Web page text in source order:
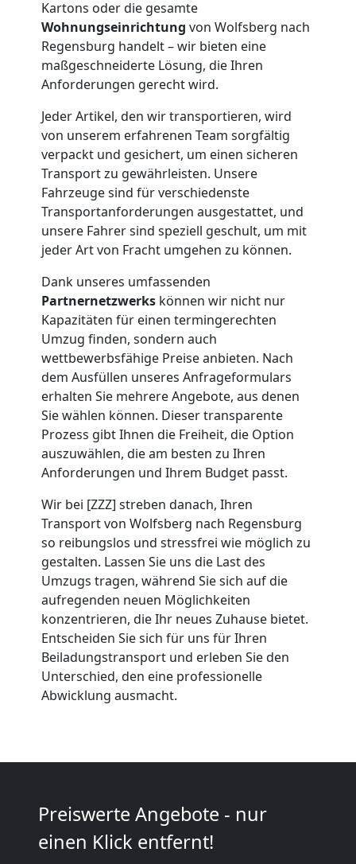
Kartons oder die gesamte
Wohnungseinrichtung von Wolfsberg nach
Regensburg handelt – wir bieten eine
maßgeschneiderte Lösung, die Ihren
Anforderungen gerecht wird.
Jeder Artikel, den wir transportieren, wird
von unserem erfahrenen Team sorgfältig
verpackt und gesichert, um einen sicheren
Transport zu gewährleisten. Unsere
Fahrzeuge sind für verschiedenste
Transportanforderungen ausgestattet, und
unsere Fahrer sind speziell geschult, um mit
jeder Art von Fracht umgehen zu können.
Dank unseres umfassenden
Partnernetzwerks können wir nicht nur
Kapazitäten für einen termingerechten
Umzug finden, sondern auch
wettbewerbsfähige Preise anbieten. Nach
dem Ausfüllen unseres Anfrageformulars
erhalten Sie mehrere Angebote, aus denen
Sie wählen können. Dieser transparente
Prozess gibt Ihnen die Freiheit, die Option
auszuwählen, die am besten zu Ihren
Anforderungen und Ihrem Budget passt.
Wir bei [ZZZ] streben danach, Ihren
Transport von Wolfsberg nach Regensburg
so reibungslos und stressfrei wie möglich zu
gestalten. Lassen Sie uns die Last des
Umzugs tragen, während Sie sich auf die
aufregenden neuen Möglichkeiten
konzentrieren, die Ihr neues Zuhause bietet.
Entscheiden Sie sich für uns für Ihren
Beiladungstransport und erleben Sie den
Unterschied, den eine professionelle
Abwicklung ausmacht.
Preiswerte Angebote - nur
einen Klick entfernt!
Wolfsberg
Möbelmontage
Wolfsberg
Möbeltransport
Wolfsberg
Beiladung
Wolfsberg
Mini
Umzug
Wolfsberg
Umzug
Mann
LKW
Wolfsberg